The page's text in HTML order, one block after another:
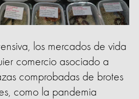
los mercados de vida
comercio asociado a
comprobadas de brotes
como la pandemia